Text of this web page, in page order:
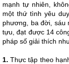
mạnh tự nhiên,
một thứ tình yêu
phương, ba đời, sáu
tựu, đạt được 14
pháp số giải thích
1. Thực tập theo